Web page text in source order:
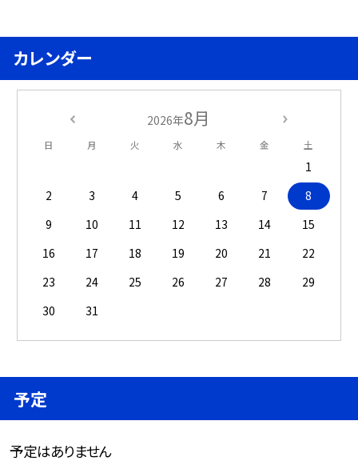
カレンダー
2026年8月
日 月 火 水 木 金 土
1
2
3 4 5 6 7
8
9
10 11 12 13 14
15
16
17 18 19 20 21
22
23
24 25 26 27 28
29
30
31
予定
予定はありません